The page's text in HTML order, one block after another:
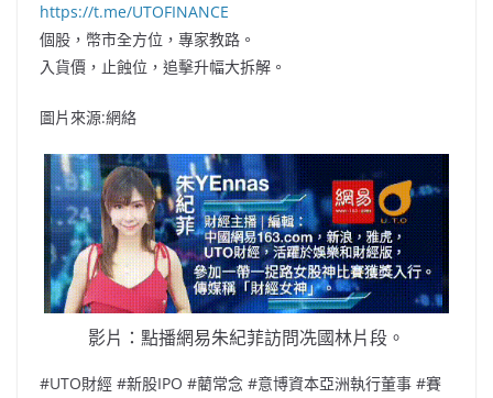
https://t.me/UTOFINANCE
個股，幣市全方位，專家教路。
入貨價，止蝕位，追擊升幅大拆解。
圖片來源:網絡
影片：點播網易朱紀菲訪問冼國林片段。
#UTO財經 #新股IPO #藺常念 #意博資本亞洲執行董事 #賽